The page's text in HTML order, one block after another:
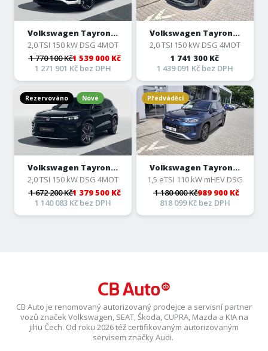
Volkswagen Tayron...
2,0 TSI 150 kW DSG 4MOT
1 770 100 Kč1 539 000 Kč
1 271 901 Kč bez DPH
Volkswagen Tayron...
2,0 TSI 150 kW DSG 4MOT
1 741 300 Kč
1 439 091 Kč bez DPH
Rezervováno Nové
Volkswagen Tayron...
2,0 TSI 150 kW DSG 4MOT
1 672 200 Kč1 379 500 Kč
1 140 083 Kč bez DPH
Předváděcí
Volkswagen Tayron...
1,5 eTSI 110 kW mHEV DSG
1 180 000 Kč989 900 Kč
818 099 Kč bez DPH
CB Auto je renomovaný autorizovaný prodejce a servisní partner
vozů značek Volkswagen, SEAT, Škoda, CUPRA, Mazda a KIA na
jihu Čech. Od roku 2026 též certifikovaným autorizovaným
servisem značky Audi.